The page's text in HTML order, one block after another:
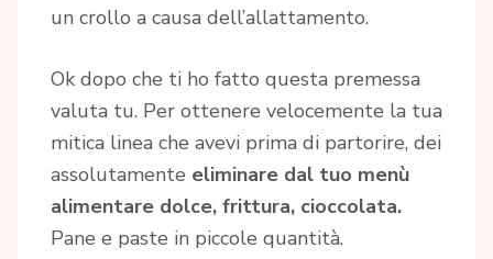
un crollo a causa dell’allattamento.
Ok dopo che ti ho fatto questa premessa
valuta tu. Per ottenere velocemente la tua
mitica linea che avevi prima di partorire, dei
assolutamente eliminare dal tuo menù
alimentare dolce, frittura, cioccolata.
Pane e paste in piccole quantità.